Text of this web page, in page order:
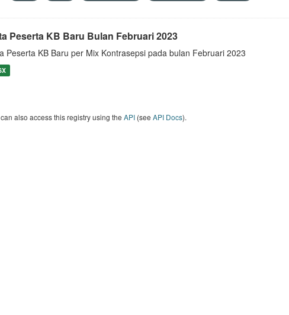
Peserta KB Baru Bulan Februari 2023
Peserta KB Baru per Mix Kontrasepsi pada bulan Februari 2023
also access this registry using the API (see API Docs).